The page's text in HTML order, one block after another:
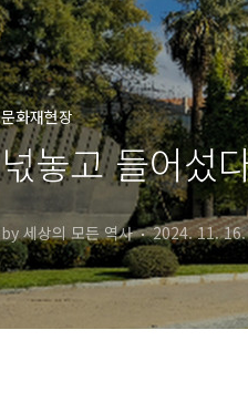
문화재현장
넋놓고 들어섰
by 세상의 모든 역사 2024. 11. 16.